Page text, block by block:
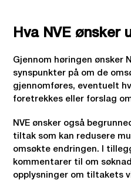
Hva NVE ønsker
Gjennom høringen ønsker
synspunkter på om de
gjennomføres, eventuelt
foretrekkes eller forslag
NVE ønsker også
tiltak som kan redusere
omsøkte endringen. I
kommentarer til om
opplysninger om tiltakets